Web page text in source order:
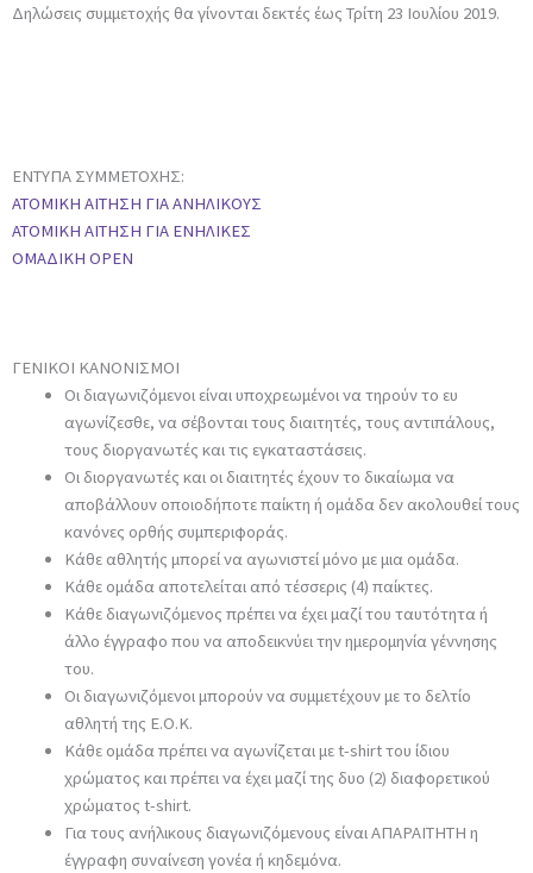
Δηλώσεις συμμετοχής θα γίνονται δεκτές έως Τρίτη 23 Ιουλίου 2019.
ΕΝΤΥΠΑ ΣΥΜΜΕΤΟΧΗΣ:
ATOMIKH ΑΙΤΗΣΗ ΓΙΑ ΑΝΗΛΙΚΟΥΣ
ΑΤΟΜΙΚΗ ΑΙΤΗΣΗ ΓΙΑ ΕΝΗΛΙΚΕΣ
ΟΜΑΔΙΚΗ OPEN
ΓΕΝΙΚΟΙ ΚΑΝΟΝΙΣΜΟΙ
Οι διαγωνιζόμενοι είναι υποχρεωμένοι να τηρούν το ευ
αγωνίζεσθε, να σέβονται τους διαιτητές, τους αντιπάλους,
τους διοργανωτές και τις εγκαταστάσεις.
Οι διοργανωτές και οι διαιτητές έχουν το δικαίωμα να
αποβάλλουν οποιοδήποτε παίκτη ή ομάδα δεν ακολουθεί τους
κανόνες ορθής συμπεριφοράς.
Κάθε αθλητής μπορεί να αγωνιστεί μόνο με μια ομάδα.
Κάθε ομάδα αποτελείται από τέσσερις (4) παίκτες.
Κάθε διαγωνιζόμενος πρέπει να έχει μαζί του ταυτότητα ή
άλλο έγγραφο που να αποδεικνύει την ημερομηνία γέννησης
του.
Οι διαγωνιζόμενοι μπορούν να συμμετέχουν με το δελτίο
αθλητή της Ε.Ο.Κ.
Κάθε ομάδα πρέπει να αγωνίζεται με t-shirt του ίδιου
χρώματος και πρέπει να έχει μαζί της δυο (2) διαφορετικού
χρώματος t-shirt.
Για τους ανήλικους διαγωνιζόμενους είναι ΑΠΑΡΑΙΤΗΤΗ η
έγγραφη συναίνεση γονέα ή κηδεμόνα.